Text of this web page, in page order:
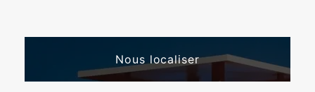
Nous localiser